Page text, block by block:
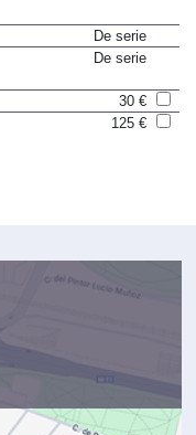
De serie
30 €